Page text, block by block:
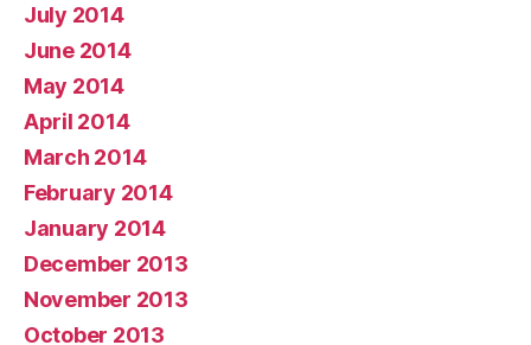
July 2014
June 2014
May 2014
April 2014
March 2014
February 2014
January 2014
December 2013
November 2013
October 2013